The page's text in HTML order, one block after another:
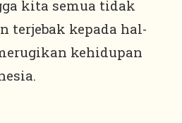
kita semua tidak
terjebak kepada hal-
kehidupan